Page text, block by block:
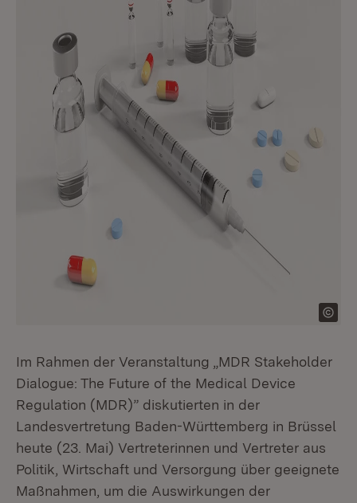
Im Rahmen der Veranstaltung „MDR Stakeholder
Dialogue: The Future of the Medical Device
Regulation (MDR)” diskutierten in der
Landesvertretung Baden-Württemberg in Brüssel
heute (23. Mai) Vertreterinnen und Vertreter aus
Politik, Wirtschaft und Versorgung über geeignete
Maßnahmen, um die Auswirkungen der